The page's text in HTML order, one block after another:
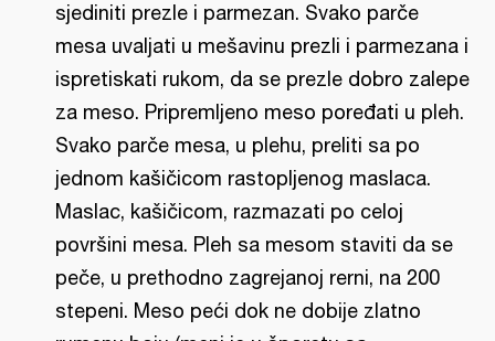
sjediniti prezle i parmezan. Svako parče
mesa uvaljati u mešavinu prezli i parmezana i
ispretiskati rukom, da se prezle dobro zalepe
za meso. Pripremljeno meso poređati u pleh.
Svako parče mesa, u plehu, preliti sa po
jednom kašičicom rastopljenog maslaca.
Maslac, kašičicom, razmazati po celoj
površini mesa. Pleh sa mesom staviti da se
peče, u prethodno zagrejanoj rerni, na 200
stepeni. Meso peći dok ne dobije zlatno